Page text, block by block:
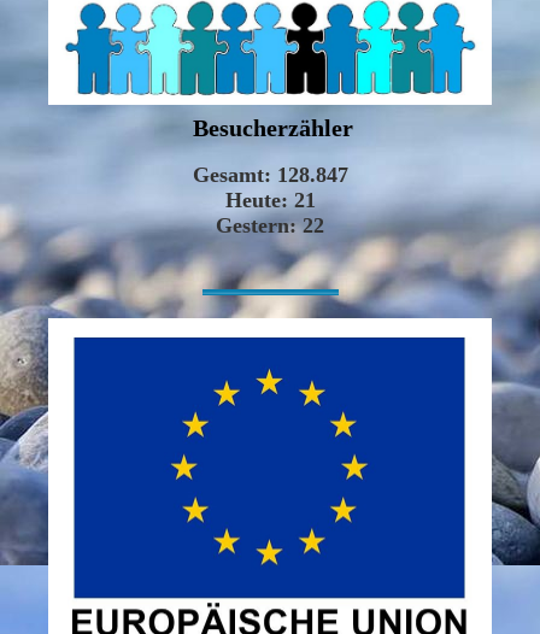
Besucherzähler